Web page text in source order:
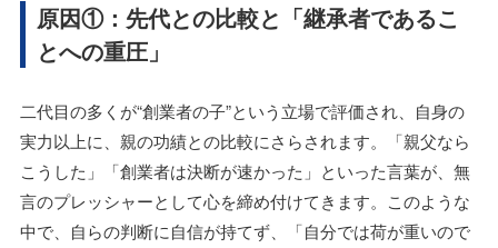
原因①：先代との比較と「継承者であるこ
とへの重圧」
二代目の多くが“創業者の子”という立場で評価され、自身の
実力以上に、親の功績との比較にさらされます。「親父なら
こうした」「創業者は決断が速かった」といった言葉が、無
言のプレッシャーとして心を締め付けてきます。このような
中で、自らの判断に自信が持てず、「自分では荷が重いので